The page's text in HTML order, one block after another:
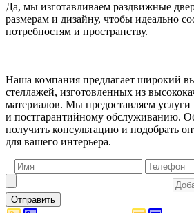
Да, мы изготавливаем раздвижные
размерам и дизайну, чтобы идеально
потребностям и пространству.
Наша компания предлагает широкий
стеллажей, изготовленных из
материалов. Мы предоставляем
и постгарантийному обслуживанию.
получить консультацию и подобрать
для вашего интерьера.
Отправить